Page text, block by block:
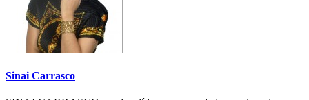
Sinai Carrasco